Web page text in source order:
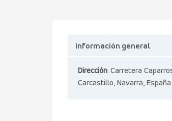
Información general
Dirección: Carretera
Carcastillo, Navarra, España